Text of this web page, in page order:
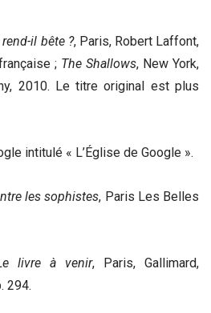
il bête ?, Paris, Robert Laffont,
; The Shallows, New York,
2010. Le titre original est plus
intitulé « L’Église de Google ».
les sophistes, Paris Les Belles
livre à venir, Paris, Gallimard,
294.